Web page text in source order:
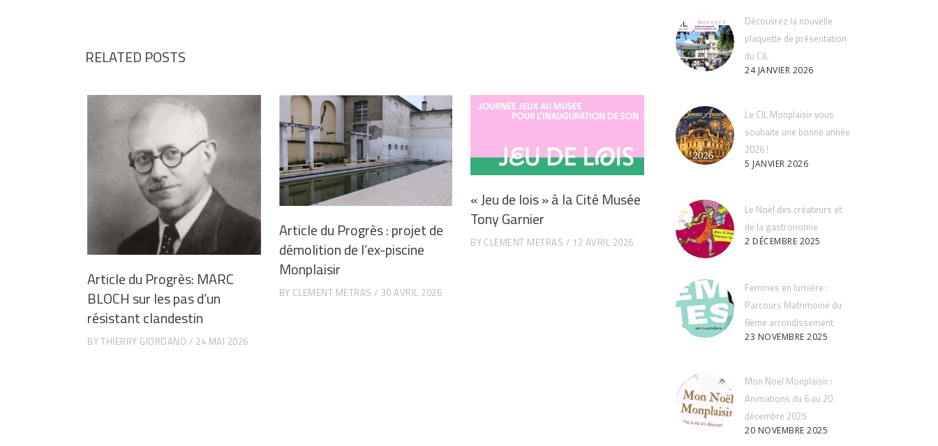
RELATED POSTS
Article du Progrès: MARC
BLOCH sur les pas d’un
résistant clandestin
BYTHIERRY GIORDANO 24 MAI 2026
Article du Progrès : projet de
démolition de l’ex-piscine
Monplaisir
BY CLEMENT METRAS 30 AVRIL 2026
« Jeu de lois » à la Cité Musée
Tony Garnier
BY CLEMENT METRAS 12 AVRIL 2026
Découvrez la nouvelle
plaquette de présentation
du CIL
24 JANVIER 2026
Le CIL Monplaisir vous
souhaite une bonne année
2026 !
5 JANVIER 2026
Le Noël des créateurs et
de la gastronomie
2 DÉCEMBRE 2025
Femmes en lumière :
Parcours Matrimoine du
8ème arrondissement
23 NOVEMBRE 2025
Mon Noël Monplaisir :
Animations du 6 au 20
décembre 2025
20 NOVEMBRE 2025